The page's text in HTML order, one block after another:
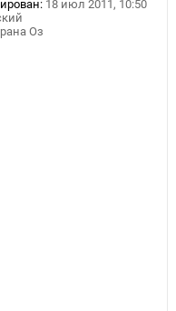
18 июл 2011, 10:50
Оз